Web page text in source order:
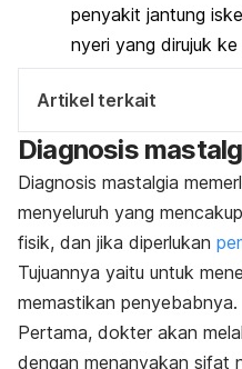
penyakit jantung
nyeri yang dirujuk
Artikel terkait
Diagnosis
Diagnosis mastalgia
menyeluruh yang
fisik, dan jika diperlukan
Tujuannya yaitu untuk
memastikan penyebabnya.
Pertama, dokter akan
dengan menanyakan sifat